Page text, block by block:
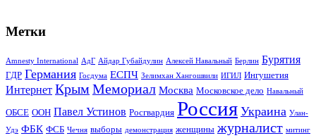
Метки
Amnesty International АдГ Айдар Губайдулин Алексей Навальный Берлин Бурятия
ГДР Германия Госдума ЕСПЧ Зелимхан Хангошвили ИГИЛ Ингушетия
Интернет Крым Мемориал Москва Московское дело Навальный
ОБСЕ ООН Павел Устинов Росгвардия Россия Украина Улан-
Удэ ФБК ФСБ Чечня выборы демонстрация женщины журналист митинг